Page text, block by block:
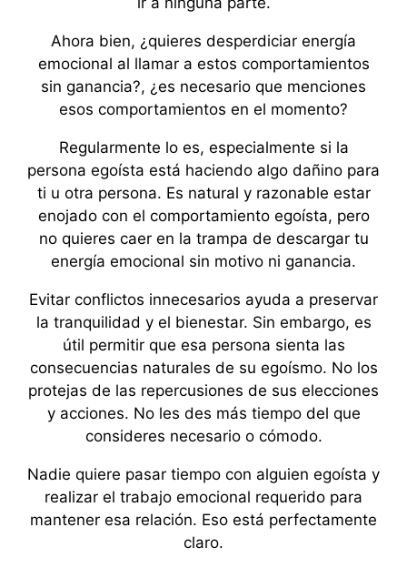
Ahora bien, ¿quieres desperdiciar energía
emocional al llamar a estos comportamientos
sin ganancia?, ¿es necesario que menciones
esos comportamientos en el momento?
Regularmente lo es, especialmente si la
persona egoísta está haciendo algo dañino para
ti u otra persona. Es natural y razonable estar
enojado con el comportamiento egoísta, pero
no quieres caer en la trampa de descargar tu
energía emocional sin motivo ni ganancia.
Evitar conflictos innecesarios ayuda a preservar
la tranquilidad y el bienestar. Sin embargo, es
útil permitir que esa persona sienta las
consecuencias naturales de su egoísmo. No los
protejas de las repercusiones de sus elecciones
y acciones. No les des más tiempo del que
consideres necesario o cómodo.
Nadie quiere pasar tiempo con alguien egoísta y
realizar el trabajo emocional requerido para
mantener esa relación. Eso está perfectamente
claro.